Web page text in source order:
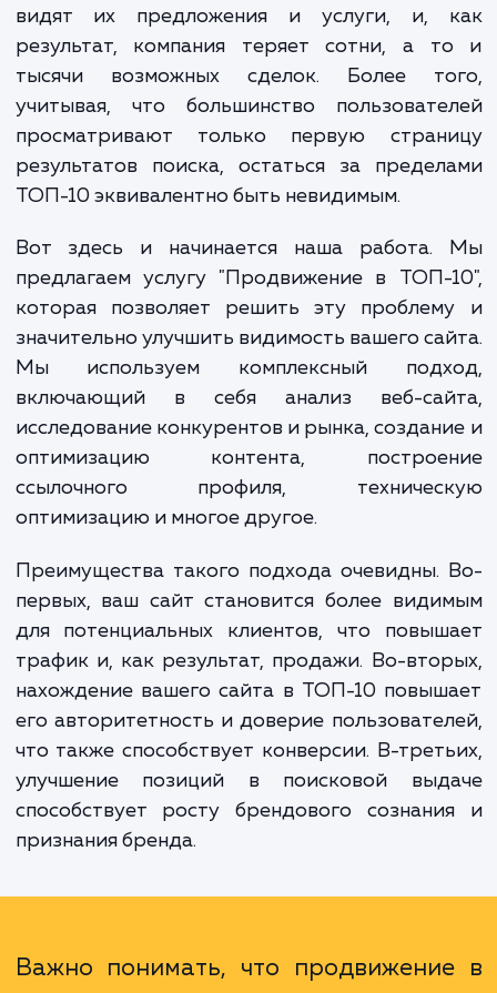
могут пробиться в топ поисковых
оставаясь незамеченными в мире
Это означает, что потенциальные
видят их предложения и услуги, и,
тысячи возможных сделок. Более
просматривают только первую
результатов поиска, остаться за
ТОП-10 эквивалентно быть невидимым.
Вот здесь и начинается наша
предлагаем услугу "Продвижение в
значительно улучшить видимость вашего
Мы используем комплексный
исследование конкурентов и рынка,
оптимизацию контента,
ссылочного профиля,
оптимизацию и многое другое.
Преимущества такого подхода
первых, ваш сайт становится более
для потенциальных клиентов, что
трафик и, как результат, продажи. Во-
улучшение позиций в поисковой